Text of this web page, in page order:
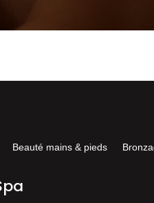
Beauté mains & pieds